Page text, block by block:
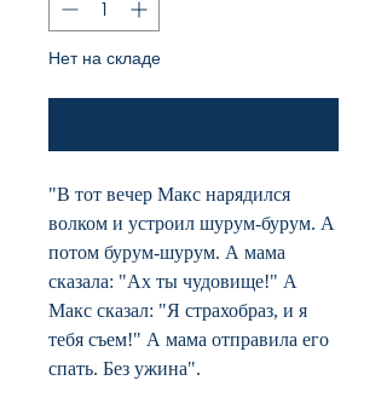
Нет на складе
"В тот вечер Макс нарядился
волком и устроил шурум-бурум. А
потом бурум-шурум. А мама
сказала: "Ах ты чудовище!" А
Макс сказал: "Я страхобраз, и я
тебя съем!" А мама отправила его
спать. Без ужина".